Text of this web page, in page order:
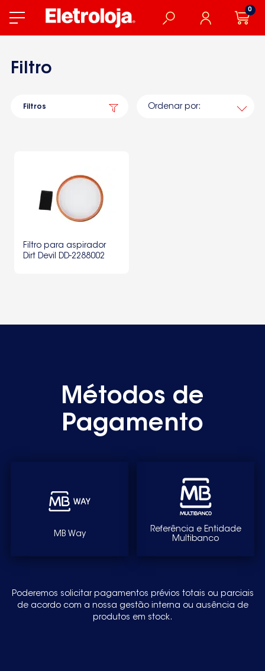
0
Filtro
Filtros Ordenar por:
Filtro para aspirador
Dirt Devil DD-2288002
Métodos de
Pagamento
MB Way
Referência e Entidade
Multibanco
Poderemos solicitar pagamentos prévios totais ou parciais
de acordo com a nossa gestão interna ou ausência de
produtos em stock.